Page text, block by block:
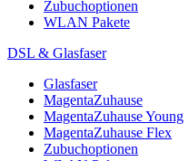
Zubuchoptionen
WLAN Pakete
DSL & Glasfaser
Glasfaser
MagentaZuhause
MagentaZuhause Young
MagentaZuhause Flex
Zubuchoptionen